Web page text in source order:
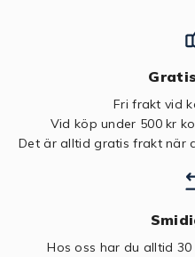
Fri frakt vid
Vid köp under 500 kr
Det är alltid gratis frakt när
Hos oss har du alltid